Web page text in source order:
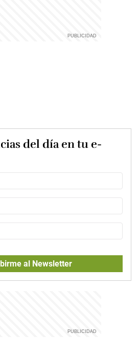
del día en tu e-
al Newsletter